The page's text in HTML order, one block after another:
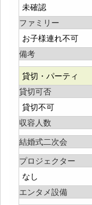
未確認
ファミリー
お子様連れ不可
備考
貸切・パーティ
貸切可否
貸切不可
収容人数
結婚式二次会
プロジェクター
なし
エンタメ設備